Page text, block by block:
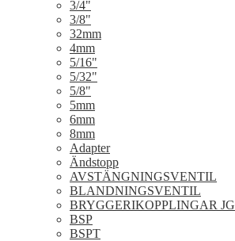
3/4"
3/8"
32mm
4mm
5/16"
5/32"
5/8"
5mm
6mm
8mm
Adapter
Ändstopp
AVSTÄNGNINGSVENTIL
BLANDNINGSVENTIL
BRYGGERIKOPPLINGAR JG
BSP
BSPT